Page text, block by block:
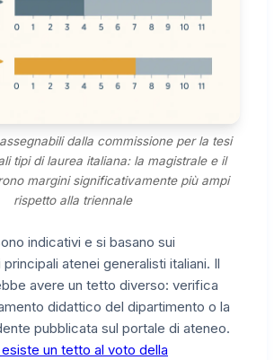
dalla commissione per la tesi
tipi di laurea italiana: la magistrale e il
margini significativamente più ampi
rispetto alla triennale
indicativi e si basano sui
atenei generalisti italiani. Il
avere un tetto diverso: verifica
didattico del dipartimento o la
pubblicata sul portale di ateneo.
un tetto al voto della